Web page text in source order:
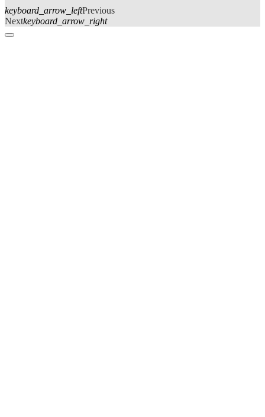
keyboard_arrow_leftPrevious
Nextkeyboard_arrow_right